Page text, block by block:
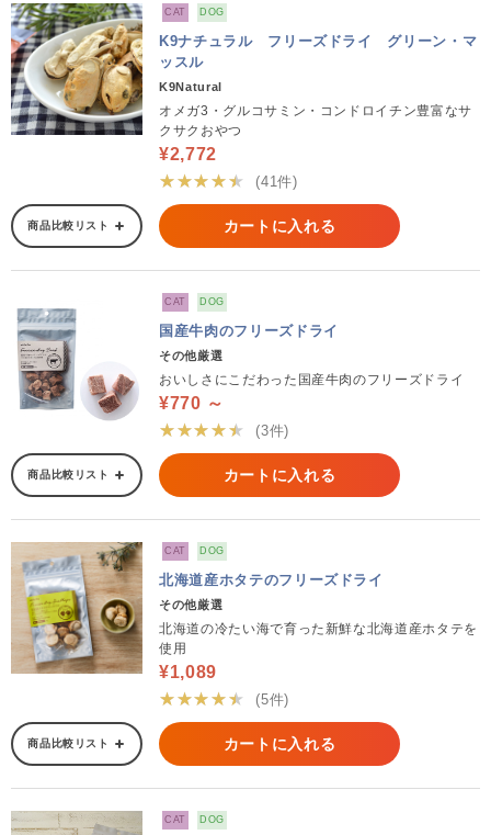
CAT DOG
K9ナチュラル フリーズドライ グリーン・マ
ッスル
K9Natural
オメガ3・グルコサミン・コンドロイチン豊富なサ
クサクおやつ
¥2,772
★★★★★
(41件)
商品比較リスト カートに入れる
CAT DOG
国産牛肉のフリーズドライ
その他厳選
おいしさにこだわった国産牛肉のフリーズドライ
¥770 ～
★★★★★
(3件)
商品比較リスト カートに入れる
CAT DOG
北海道産ホタテのフリーズドライ
その他厳選
北海道の冷たい海で育った新鮮な北海道産ホタテを
使用
¥1,089
★★★★★
(5件)
商品比較リスト カートに入れる
CAT DOG